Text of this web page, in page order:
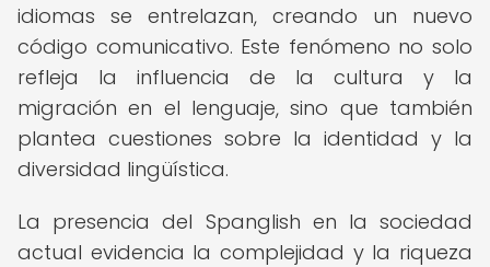
idiomas se entrelazan, creando un nuevo
código comunicativo. Este fenómeno no solo
refleja la influencia de la cultura y la
migración en el lenguaje, sino que también
plantea cuestiones sobre la identidad y la
diversidad lingüística.
La presencia del Spanglish en la sociedad
actual evidencia la complejidad y la riqueza